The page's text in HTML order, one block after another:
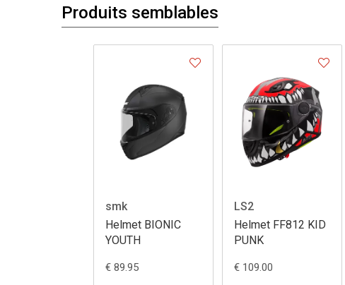
Produits semblables
smk
Helmet BIONIC
YOUTH
€ 89.95
LS2
Helmet FF812 KID
PUNK
€ 109.00